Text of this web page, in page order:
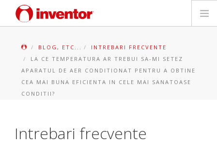
Blog
BLOG, ETC...
INTREBARI FRECVENTE
LA CE TEMPERATURA AR TREBUI SA-MI SETEZ
APARATUL DE AER CONDITIONAT PENTRU A OBTINE
CEA MAI BUNA EFICIENTA IN CELE MAI SANATOASE
CONDITII?
Intrebari frecvente